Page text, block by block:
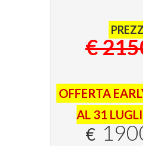
€
OFFERTA
AL 31
€